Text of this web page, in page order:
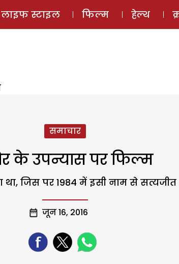
ई-मैगज़ीन
लाइफ स्टाइल फिल्म हेल्थ
समाचार
के उपन्यास पर फिल्म
था, जिस पर 1984 में इसी नाम से
जून 16, 2016